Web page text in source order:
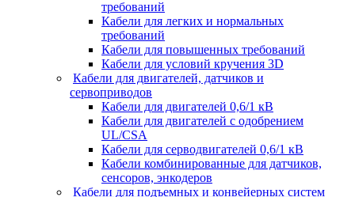
требований
Кабели для легких и нормальных
требований
Кабели для повышенных требований
Кабели для условий кручения 3D
Кабели для двигателей, датчиков и
сервоприводов
Кабели для двигателей 0,6/1 кВ
Кабели для двигателей с одобрением
UL/CSA
Кабели для серводвигателей 0,6/1 кВ
Кабели комбинированные для датчиков,
cенсоров, энкодеров
Кабели для подъемных и конвейерных систем